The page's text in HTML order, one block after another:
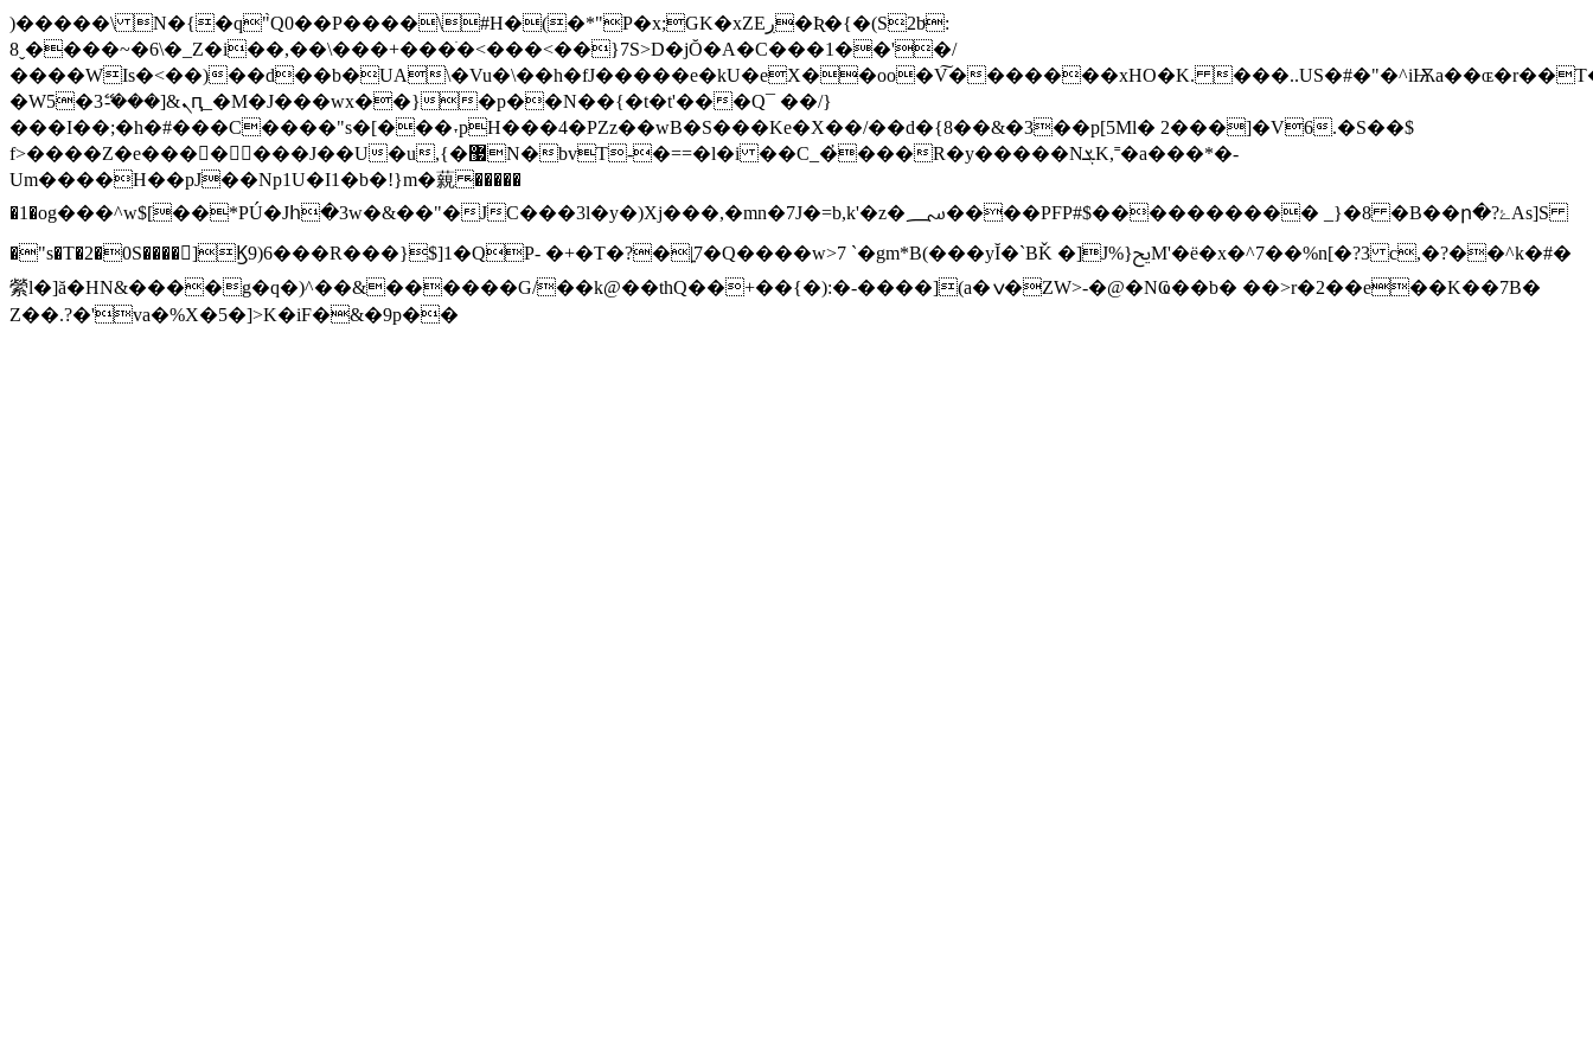
)�����\ N�{�q"̀Q0��P����\#H�(�*"P�x;GK�xZEڔ�Ʀ�{�(S2bͧ:
8ˬ����~�6\�_Z�i��,��\���+���ׁ�<���<��}7S>D�jŎ�A�C���1��'�/
����WIs�<��)��d��b�UA\�Vu�\��h�fJ�����e�kU�eX��oo�V͠�������xHO�K.
�W5�ܢ&[���-ޭ3ԥ_�M�J���wx��}�p��N��{�t�t'���Q¯ ��/}
���I��;�h�#���C����"s�[���˕pH���4�PZz��wB�S���Ke�X��/��d�{8��&�3��p[5Ml� 2���]�V6.�S��$
f>����Z�e���򙈼����J��U�u,{�޷N�bvT-�==�l�i ��C_�҆���R�y�����NܮK,˭�a���*�-
Um����H��pJ��Np1U�I1�b�!}m�藽 ̴�����
�1�og���^w$[��*PÚ�Jհ�3w�&��"�JC���3l�y�)Xj���,�mn�7J�=b,k'�z�؄����PFP#$���������� _}�8 �B��ր�?ۓAs]S
�"s�T�2�0S����󐭪]Ϗ9)6���R���}$]1�QP- �+�T�?�|͍7�Q����w>7 `�gm*B(���yĬ�`BǨ �]J%}ﱖM'�ё�x�^7��%n[�?3 c,�?��^k�#�
縈l�]ă�HN&����g�q�)^��&������G/��k@��thQ��+��{�):�-����](a�ݍ�ZW>-�@�NҨ��b� ��>r�2��e��K��7B�
Z��.?�'va�%X�5�]>K�iF�&�9p��